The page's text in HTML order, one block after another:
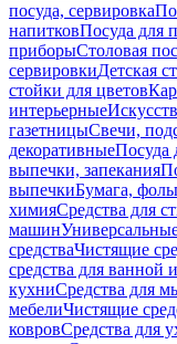
посуда, сервировка
напитковПосуда для
приборыСтоловая
сервировкиДетская
стойки для цветов
интерьерные
газетницыСвечи,
декоративныеПосуда
выпечки, запекания
выпечкиБумага,
химияСредства для
машин
средстваЧистящие
средства для ванной
кухниСредства для
мебелиЧистящие
ковровСредства для